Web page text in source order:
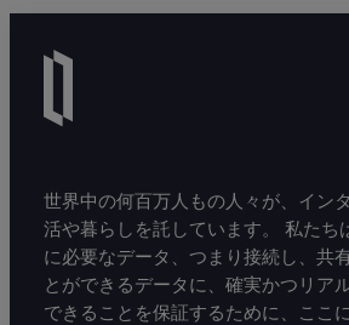
世界中の何百万人もの人々が、イン
活や暮らしを託しています。 私たち
に必要なデータ、つまり接続し、共
とができるデータに、確実かつリア
できることを保証するために、ここに